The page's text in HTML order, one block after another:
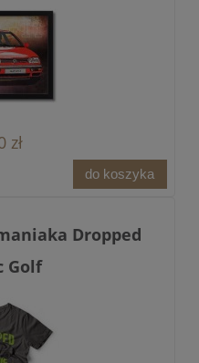
zł
do koszyka
Dropped
Golf